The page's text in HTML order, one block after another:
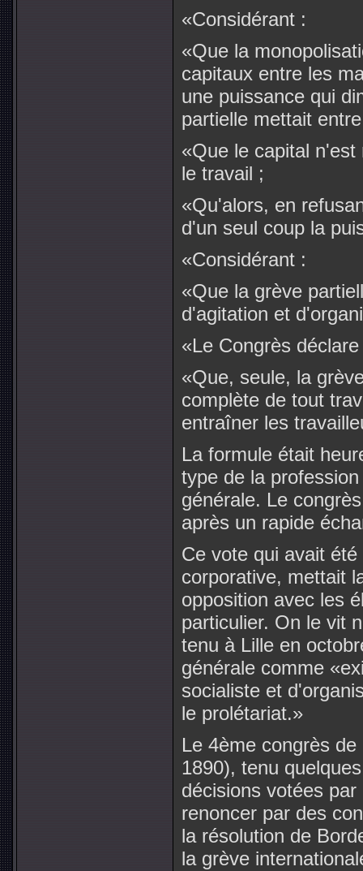
«Considérant :
«Que la
capitaux entre les
une puissance qui
partielle mettait
«Que le capital
le travail ;
«Qu'alors, en
d'un seul coup la
«Considérant :
«Que la grève
d'agitation et
«Le Congrès
«Que, seule, la
complète de tout
entraîner les
La formule était
type de la
générale. Le
après un rapide
Ce vote qui avait
corporative, mettait
opposition avec les
particulier. On le vit
tenu à Lille en
générale comme
socialiste et
le prolétariat.»
Le 4ème congrès
1890), tenu
décisions votées
renoncer par des
la résolution de
la grève